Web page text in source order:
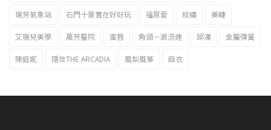
瑞芳氣象站 石門十景實在好好玩 福原愛 紋繡 美睫
艾瑞兒美學 萬芳醫院 蜜唇 角頭－浪流連 邱澤 金屬彈簧
陳庭妮 隱世THE ARCADIA 風梨風箏 麻衣